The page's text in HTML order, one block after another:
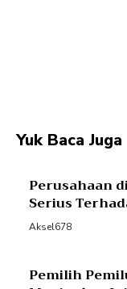
Yuk Baca Juga
Perusahaan
Serius
Aksel678
Pemilih